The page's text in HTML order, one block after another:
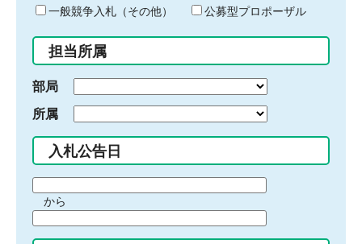
ド
入
力
一般競争入札（その他）
公募型プロポーザル
担当所属
部局
所属
入札公告日
間
始
から
間